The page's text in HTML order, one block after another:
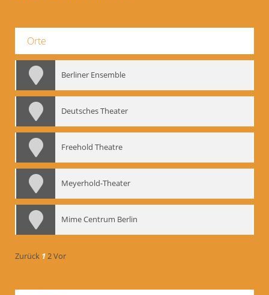
Orte
Berliner Ensemble
Deutsches Theater
Freehold Theatre
Meyerhold-Theater
Mime Centrum Berlin
Zurück 12Vor